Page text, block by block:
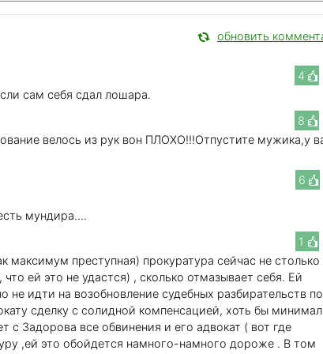
обновить
4
сам себя сдал лошара.
8
велось из рук вон ПЛОХО!!!Отпустите мужика,у
6
мундира....
1
максимум преступная) прокуратура сейчас не столько
ей это не удастся) , сколько отмазывает себя. Ей
не идти на возобновление судебных разбирательств по
сделку с солидной компенсацией, хоть бы
с Задорова все обвинения и его адвокат ( вот где
,ей это обойдется намного-намного дороже . В том